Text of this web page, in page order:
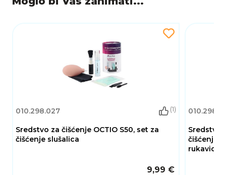
010.298.027 (1)
Sredstvo za čišćenje OCTIO S50, set za
čišćenje slušalica
9,99 €
Sredstvo
čišćenje
rukavica,